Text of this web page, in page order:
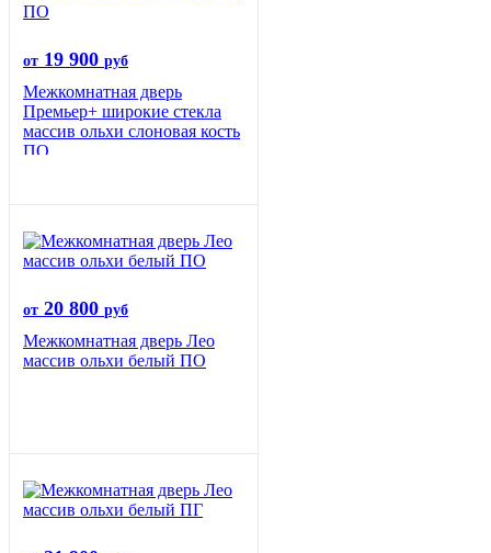
от 19 900 руб
Межкомнатная дверь
Премьер+ широкие стекла
массив ольхи слоновая кость
ПО
от 20 800 руб
Межкомнатная дверь Лео
массив ольхи белый ПО